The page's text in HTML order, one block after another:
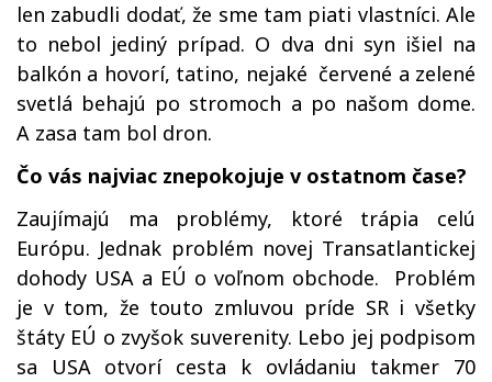
len zabudli dodať, že sme tam piati vlastníci. Ale
to nebol jediný prípad. O dva dni syn išiel na
balkón a hovorí, tatino, nejaké červené a zelené
svetlá behajú po stromoch a po našom dome.
A zasa tam bol dron.
Čo vás najviac znepokojuje v ostatnom čase?
Zaujímajú ma problémy, ktoré trápia celú
Európu. Jednak problém novej Transatlantickej
dohody USA a EÚ o voľnom obchode. Problém
je v tom, že touto zmluvou príde SR i všetky
štáty EÚ o zvyšok suverenity. Lebo jej podpisom
sa USA otvorí cesta k ovládaniu takmer 70